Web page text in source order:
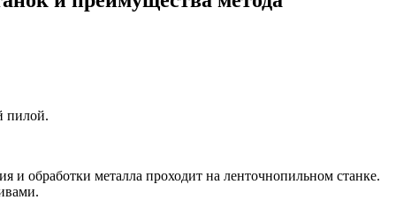
пилой.
и обработки металла проходит на ленточнопильном станке.